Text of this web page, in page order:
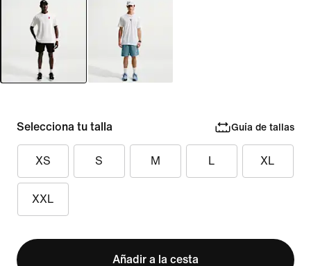
Selecciona tu talla Guía de tallas
XS S M L XL
XXL
Añadir a la cesta